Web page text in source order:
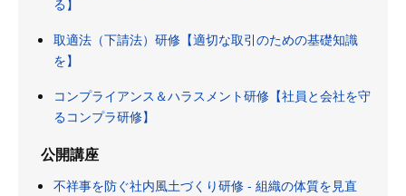
る】
取適法（下請法）研修【適切な取引のための基礎知識
を】
コンプライアンス＆ハラスメント研修【社員と会社を守
るコンプラ研修】
公開講座
不祥事を防ぐ社内風土づくり研修 - 組織の体質を見直